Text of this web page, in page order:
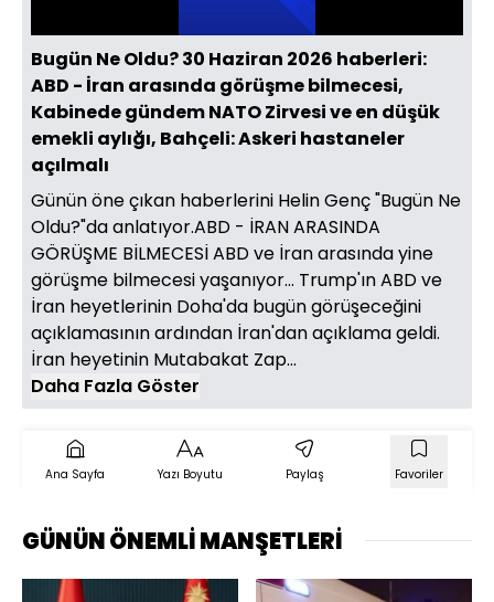
Aç
Hızı
Bugün Ne Oldu? 30 Haziran 2026 haberleri:
ABD - İran arasında görüşme bilmecesi,
Kabinede gündem NATO Zirvesi ve en düşük
emekli aylığı, Bahçeli: Askeri hastaneler
açılmalı
Günün öne çıkan haberlerini Helin Genç "Bugün Ne
Oldu?"da anlatıyor.ABD - İRAN ARASINDA
GÖRÜŞME BİLMECESİ ABD ve İran arasında yine
görüşme bilmecesi yaşanıyor... Trump'ın ABD ve
İran heyetlerinin Doha'da bugün görüşeceğini
açıklamasının ardından İran'dan açıklama geldi.
İran heyetinin Mutabakat Zap...
Daha Fazla Göster
Ana Sayfa Yazı Boyutu Paylaş Favoriler
GÜNÜN ÖNEMLİ MANŞETLERİ